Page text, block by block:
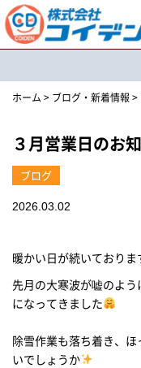
ブログ・新着情報
ホーム > ブログ・新着情報 >
３月営業日のお
ブログ
2026.03.02
暖かい日が続いており
先月の大寒波が嘘のよ
になってきました
除雪作業も落ち着き、
いでしょうか